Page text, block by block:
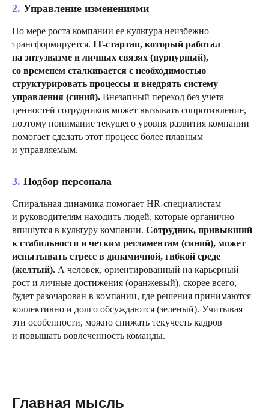
2. Управление изменениями
По мере роста компании ее культура неизбежно
трансформируется. IT-стартап, который работал
на энтузиазме и личных связях (пурпурный),
со временем сталкивается с необходимостью
структурировать процессы и внедрять систему
управления (синий). Внезапный переход без учета
ценностей сотрудников может вызывать сопротивление,
поэтому понимание текущего уровня развития компании
помогает сделать этот процесс более плавным
и управляемым.
3. Подбор персонала
Спиральная динамика помогает HR-специалистам
и руководителям находить людей, которые органично
впишутся в культуру компании. Сотрудник, привыкший
к стабильности и четким регламентам (синий), может
испытывать стресс в динамичной, гибкой среде
(желтый). А человек, ориентированный на карьерный
рост и личные достижения (оранжевый), скорее всего,
будет разочарован в компании, где решения принимаются
коллективно и долго обсуждаются (зеленый). Учитывая
эти особенности, можно снижать текучесть кадров
и повышать вовлеченность команды.
Главная мысль